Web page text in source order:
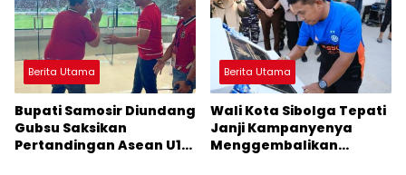
Berita Utama
Bupati Samosir Diundang
Gubsu Saksikan
Pertandingan Asean U19
Berita Utama
Wali Kota Sibolga Tepati
Janji Kampanyenya
Menggembalikan